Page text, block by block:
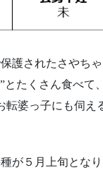
護されたさやち
とたくさん食べて
転婆っ子にも伺え
が５月上旬とな